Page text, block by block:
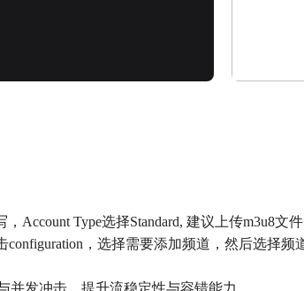
Account Type选择Standard, 建议上传m3u8文
，选择需要添加频道，然后选择频